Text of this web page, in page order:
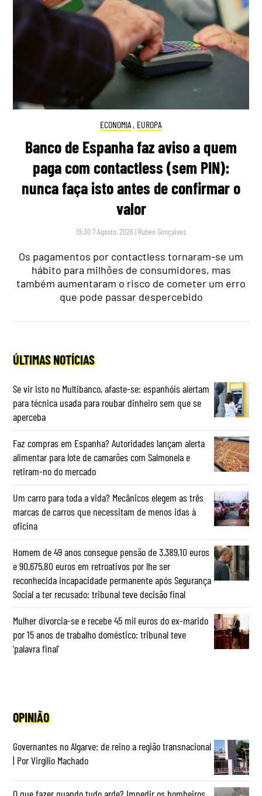
ECONOMIA , EUROPA
Banco de Espanha faz aviso a quem
paga com contactless (sem PIN):
nunca faça isto antes de confirmar o
valor
19:30 7 Agosto, 2026 | Rubén Gonçalves
Os pagamentos por contactless tornaram-se um
hábito para milhões de consumidores, mas
também aumentaram o risco de cometer um erro
que pode passar despercebido
ÚLTIMAS NOTÍCIAS
Se vir isto no Multibanco, afaste-se: espanhóis alertam
para técnica usada para roubar dinheiro sem que se
aperceba
Faz compras em Espanha? Autoridades lançam alerta
alimentar para lote de camarões com Salmonela e
retiram-no do mercado
Um carro para toda a vida? Mecânicos elegem as três
marcas de carros que necessitam de menos idas à
oficina
Homem de 49 anos consegue pensão de 3.389,10 euros
e 90.675,80 euros em retroativos por lhe ser
reconhecida incapacidade permanente após Segurança
Social a ter recusado: tribunal teve decisão final
Mulher divorcia-se e recebe 45 mil euros do ex-marido
por 15 anos de trabalho doméstico: tribunal teve
‘palavra final’
OPINIÃO
Governantes no Algarve: de reino a região transnacional
| Por Virgílio Machado